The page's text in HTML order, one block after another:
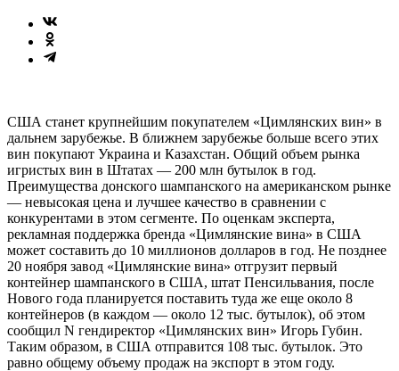
США станет крупнейшим покупателем «Цимлянских вин» в
дальнем зарубежье. В ближнем зарубежье больше всего этих
вин покупают Украина и Казахстан. Общий объем рынка
игристых вин в Штатах — 200 млн бутылок в год.
Преимущества донского шампанского на американском рынке
— невысокая цена и лучшее качество в сравнении с
конкурентами в этом сегменте. По оценкам эксперта,
рекламная поддержка бренда «Цимлянские вина» в США
может составить до 10 миллионов долларов в год. Не позднее
20 ноября завод «Цимлянские вина» отгрузит первый
контейнер шампанского в США, штат Пенсильвания, после
Нового года планируется поставить туда же еще около 8
контейнеров (в каждом — около 12 тыс. бутылок), об этом
сообщил N гендиректор «Цимлянских вин» Игорь Губин.
Таким образом, в США отправится 108 тыс. бутылок. Это
равно общему объему продаж на экспорт в этом году.